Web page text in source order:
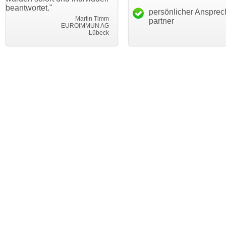
EUROIMMUN AG
persönlicher
partner